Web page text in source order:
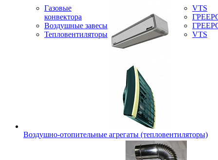
Газовые
конвектора
Воздушные завесы
Тепловентиляторы
VTS
VTS
Воздушно-отопительные агрегаты (тепловентиляторы)